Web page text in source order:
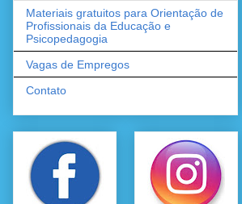
Materiais gratuitos para Orientação de
Profissionais da Educação e
Psicopedagogia
Vagas de Empregos
Contato